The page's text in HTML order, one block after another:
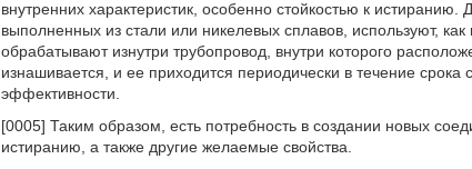
внутренних характеристик, особенно стойкостью к
выполненных из стали или никелевых сплавов, используют,
обрабатывают изнутри трубопровод, внутри которого
изнашивается, и ее приходится периодически в течение
эффективности.
[0005] Таким образом, есть потребность в создании новых
истиранию, а также другие желаемые свойства.